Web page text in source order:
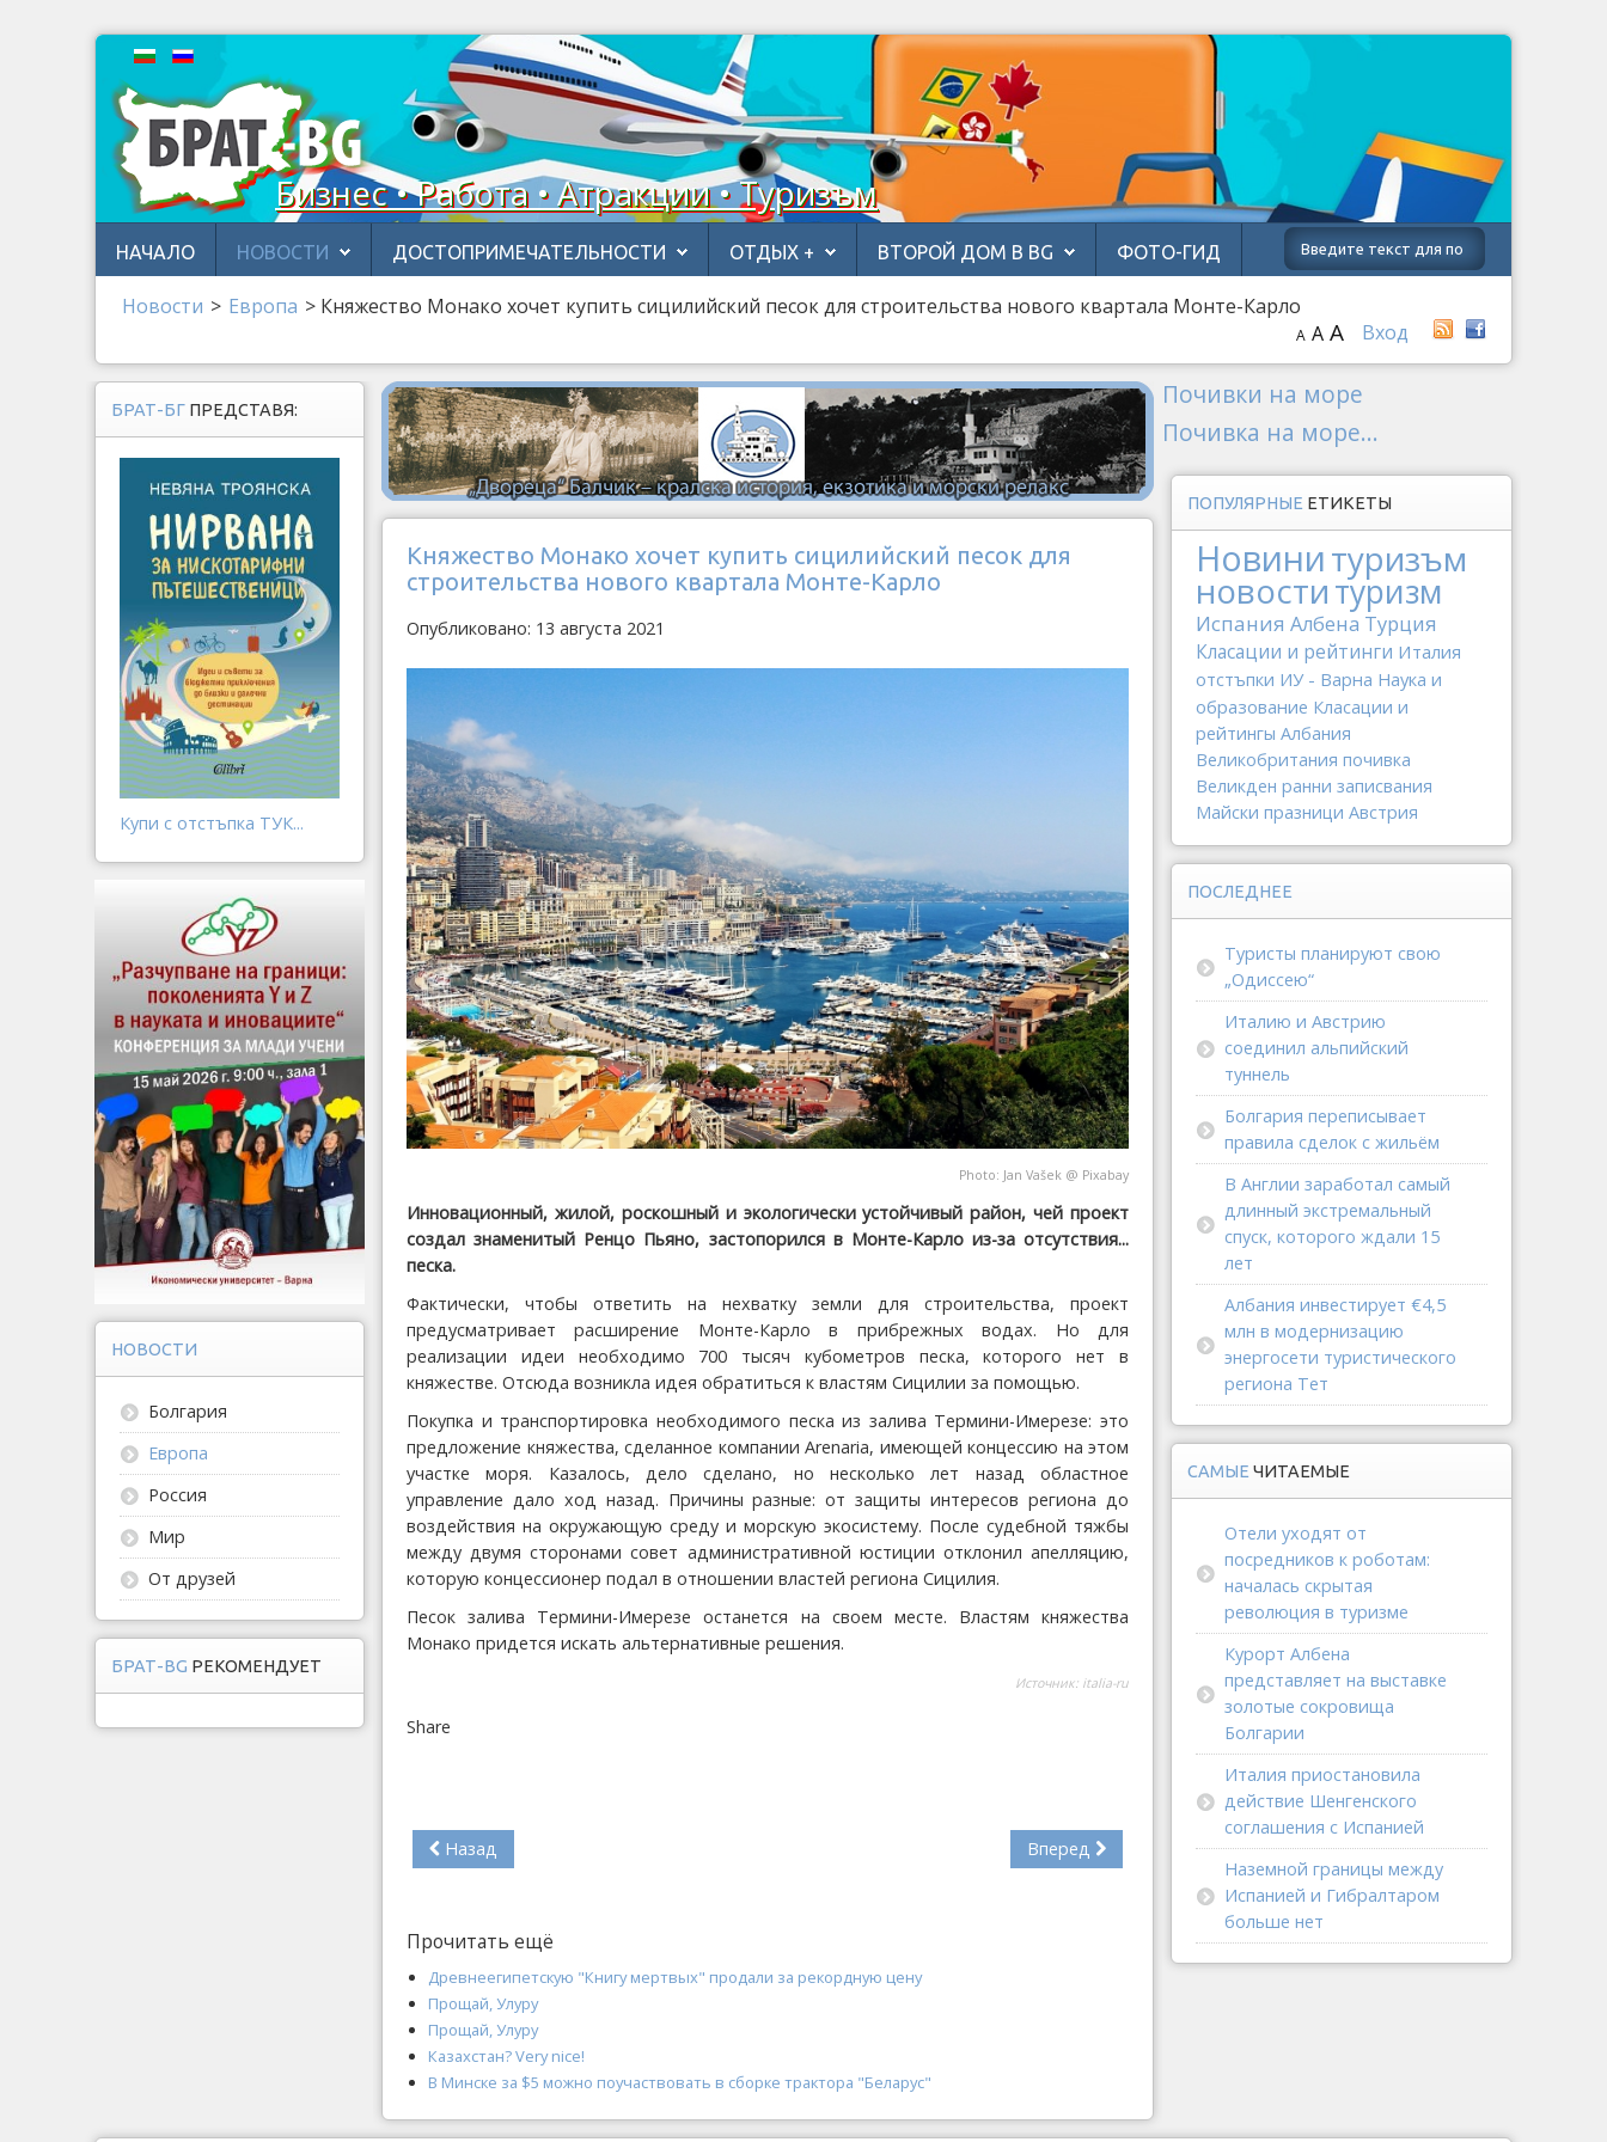
Бизнес • Работа • Атракции • Туризъм
НАЧАЛО НОВОСТИ ДОСТОПРИМЕЧАТЕЛЬНОСТИ ОТДЫХ + ВТОРОЙ ДОМ В BG ФОТО-ГИД
Новости > Европа > Княжество Монако хочет купить сицилийский песок для строительства нового квартала Монте-Карло
Вход
A A A
Княжество Монако хочет купить сицилийский песок для
строительства нового квартала Монте-Карло
Опубликовано: 13 августа 2021
Photo: Jan Vašek @ Pixabay
Инновационный, жилой, роскошный и экологически устойчивый район, чей проект
создал знаменитый Ренцо Пьяно, застопорился в Монте-Карло из-за отсутствия...
песка.
Фактически, чтобы ответить на нехватку земли для строительства, проект
предусматривает расширение Монте-Карло в прибрежных водах. Но для
реализации идеи необходимо 700 тысяч кубометров песка, которого нет в
княжестве. Отсюда возникла идея обратиться к властям Сицилии за помощью.
Покупка и транспортировка необходимого песка из залива Термини-Имерезе: это
предложение княжества, сделанное компании Arenaria, имеющей концессию на этом
участке моря. Казалось, дело сделано, но несколько лет назад областное
управление дало ход назад. Причины разные: от защиты интересов региона до
воздействия на окружающую среду и морскую экосистему. После судебной тяжбы
между двумя сторонами совет административной юстиции отклонил апелляцию,
которую концессионер подал в отношении властей региона Сицилия.
Песок залива Термини-Имерезе останется на своем месте. Властям княжества
Монако придется искать альтернативные решения.
Источник: italia-ru
Share
Назад Вперед
Прочитать ещё
Древнеегипетскую "Книгу мертвых" продали за рекордную цену
Прощай, Улуру
Прощай, Улуру
Казахстан? Very nice!
В Минске за $5 можно поучаствовать в сборке трактора "Беларус"
БРАТ-БГ ПРЕДСТАВЯ:
Купи с отстъпка ТУК...
НОВОСТИ
Болгария
Европа
Россия
Мир
От друзей
БРАТ-BG РЕКОМЕНДУЕТ
Почивки на море
Почивка на море...
ПОПУЛЯРНЫЕ ЕТИКЕТЫ
Новинитуризъм
новоституризм
Испания Албена Турция
Класации и рейтинги Италия
отстъпки ИУ - Варна Наука и
образование Класации и
рейтингы Албания
Великобритания почивка
Великден ранни записвания
Майски празници Австрия
ПОСЛЕДНЕЕ
Туристы планируют свою
„Одиссею“
Италию и Австрию
соединил альпийский
туннель
Болгария переписывает
правила сделок с жильём
В Англии заработал самый
длинный экстремальный
спуск, которого ждали 15
лет
Албания инвестирует €4,5
млн в модернизацию
энергосети туристического
региона Тет
САМЫЕ ЧИТАЕМЫЕ
Отели уходят от
посредников к роботам:
началась скрытая
революция в туризме
Курорт Албена
представляет на выставке
золотые сокровища
Болгарии
Италия приостановила
действие Шенгенского
соглашения с Испанией
Наземной границы между
Испанией и Гибралтаром
больше нет